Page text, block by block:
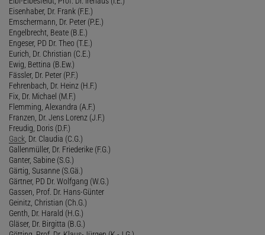
Eisenhaber, Dr. Frank (F.E.)
Emschermann, Dr. Peter (P.E.)
Engelbrecht, Beate (B.E.)
Engeser, PD Dr. Theo (T.E.)
Eurich, Dr. Christian (C.E.)
Ewig, Bettina (B.Ew.)
Fässler, Dr. Peter (P.F.)
Fehrenbach, Dr. Heinz (H.F.)
Fix, Dr. Michael (M.F.)
Flemming, Alexandra (A.F.)
Franzen, Dr. Jens Lorenz (J.F.)
Freudig, Doris (D.F.)
Gack , Dr. Claudia (C.G.)
Gallenmüller, Dr. Friederike (F.G.)
Ganter, Sabine (S.G.)
Gärtig, Susanne (S.Gä.)
Gärtner, PD Dr. Wolfgang (W.G.)
Gassen, Prof. Dr. Hans-Günter
Geinitz, Christian (Ch.G.)
Genth, Dr. Harald (H.G.)
Gläser, Dr. Birgitta (B.G.)